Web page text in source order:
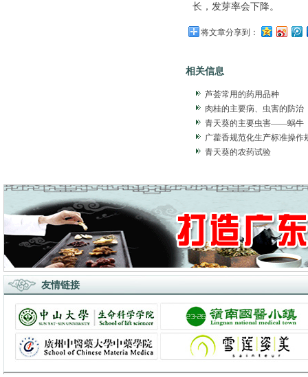
长，发芽率会下降。
将文章分享到：
相关信息
芦荟常用的药用品种
肉桂的主要病、虫害的防治
青天葵的主要虫害——蜗牛
广藿香规范化生产标准操作
青天葵的农药试验
友情链接